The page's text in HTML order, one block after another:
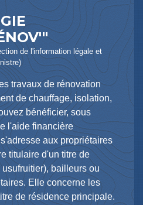
de l'information légale et
travaux de rénovation
de chauffage, isolation,
bénéficier, sous
l'aide financière
aux propriétaires
titulaire d'un titre de
bailleurs ou
Elle concerne les
de résidence principale.